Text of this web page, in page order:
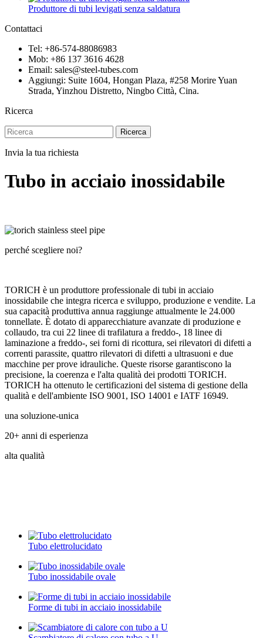
Produttore di tubi levigati senza saldatura
Contattaci
Tel: +86-574-88086983
Mob: +86 137 3616 4628
Email: sales@steel-tubes.com
Aggiungi: Suite 1604, Hongan Plaza, #258 Morire Yuan
Strada, Yinzhou Distretto, Ningbo Città, Cina.
Ricerca
Ricerca
Invia la tua richiesta
Tubo in acciaio inossidabile
perché scegliere noi?
TORICH è un produttore professionale di tubi in acciaio
inossidabile che integra ricerca e sviluppo, produzione e vendite. La
sua capacità produttiva annua raggiunge attualmente le 24.000
tonnellate. È dotato di apparecchiature avanzate di produzione e
collaudo, tra cui 22 linee di trafilatura a freddo-, 18 linee di
laminazione a freddo-, sei forni di ricottura, sei rilevatori di difetti a
correnti parassite, quattro rilevatori di difetti a ultrasuoni e due
macchine per prove idrauliche. Queste risorse garantiscono la
precisione, la coerenza e l'alta qualità dei prodotti TORICH.
TORICH ha ottenuto le certificazioni del sistema di gestione della
qualità e dell'ambiente ISO 9001, ISO 14001 e IATF 16949.
una soluzione-unica
20+ anni di esperienza
alta qualità
Tubo elettrolucidato
Tubo inossidabile ovale
Forme di tubi in acciaio inossidabile